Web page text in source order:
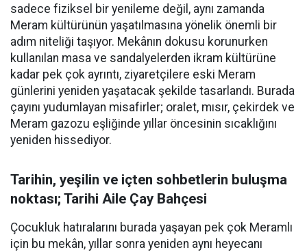
sadece fiziksel bir yenileme değil, aynı zamanda
Meram kültürünün yaşatılmasına yönelik önemli bir
adım niteliği taşıyor. Mekânın dokusu korunurken
kullanılan masa ve sandalyelerden ikram kültürüne
kadar pek çok ayrıntı, ziyaretçilere eski Meram
günlerini yeniden yaşatacak şekilde tasarlandı. Burada
çayını yudumlayan misafirler; oralet, mısır, çekirdek ve
Meram gazozu eşliğinde yıllar öncesinin sıcaklığını
yeniden hissediyor.
Tarihin, yeşilin ve içten sohbetlerin buluşma
noktası; Tarihi Aile Çay Bahçesi
Çocukluk hatıralarını burada yaşayan pek çok Meramlı
için bu mekân, yıllar sonra yeniden aynı heyecanı